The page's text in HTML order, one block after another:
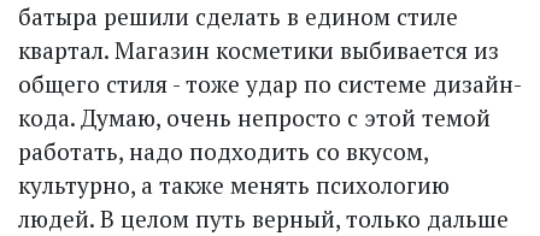
батыра решили сделать в едином стиле
квартал. Магазин косметики выбивается из
общего стиля - тоже удар по системе дизайн-
кода. Думаю, очень непросто с этой темой
работать, надо подходить со вкусом,
культурно, а также менять психологию
людей. В целом путь верный, только дальше